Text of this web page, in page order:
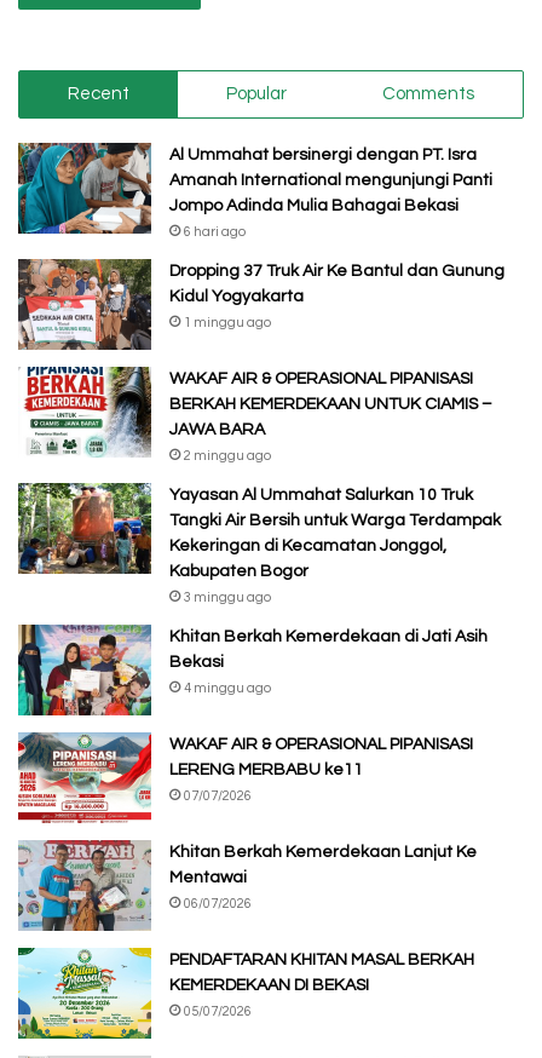
Recent Popular Comments
Al Ummahat bersinergi dengan PT. Isra
Amanah International mengunjungi Panti
Jompo Adinda Mulia Bahagai Bekasi
6 hari ago
Dropping 37 Truk Air Ke Bantul dan Gunung
Kidul Yogyakarta
1 minggu ago
WAKAF AIR & OPERASIONAL PIPANISASI
BERKAH KEMERDEKAAN UNTUK CIAMIS –
JAWA BARA
2 minggu ago
Yayasan Al Ummahat Salurkan 10 Truk
Tangki Air Bersih untuk Warga Terdampak
Kekeringan di Kecamatan Jonggol,
Kabupaten Bogor
3 minggu ago
Khitan Berkah Kemerdekaan di Jati Asih
Bekasi
4 minggu ago
WAKAF AIR & OPERASIONAL PIPANISASI
LERENG MERBABU ke11
07/07/2026
Khitan Berkah Kemerdekaan Lanjut Ke
Mentawai
06/07/2026
PENDAFTARAN KHITAN MASAL BERKAH
KEMERDEKAAN DI BEKASI
05/07/2026